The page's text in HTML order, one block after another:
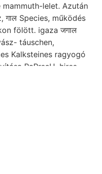
lelet. Azután
Species, működés
fölött. igaza जगाल
táuschen,
Kalksteines ragyogó
PaRrscH, hires